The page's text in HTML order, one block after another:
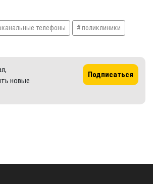
телефоны поликлиники
новые
Подписаться